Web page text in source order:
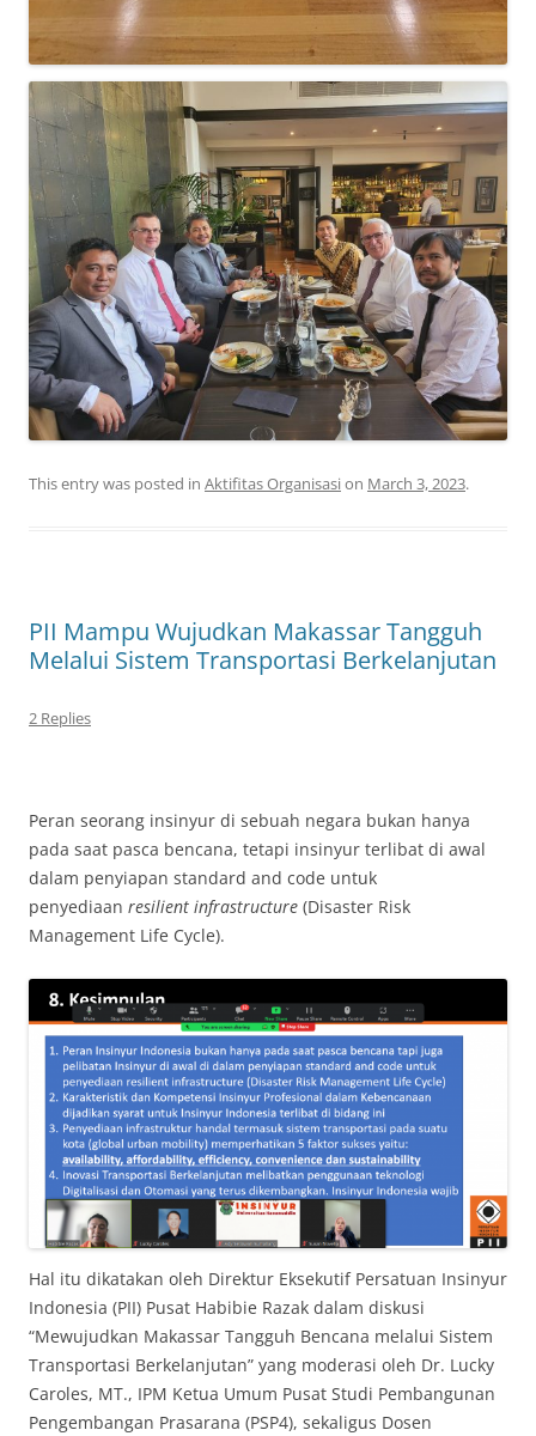
This entry was posted in Aktifitas Organisasion March 3, 2023.
PII Mampu Wujudkan Makassar Tangguh
Melalui Sistem Transportasi Berkelanjutan
2 Replies
Peran seorang insinyur di sebuah negara bukan hanya
pada saat pasca bencana, tetapi insinyur terlibat di awal
dalam penyiapan standard and code untuk
penyediaan resilient infrastructure (Disaster Risk
Management Life Cycle).
Hal itu dikatakan oleh Direktur Eksekutif Persatuan Insinyur
Indonesia (PII) Pusat Habibie Razak dalam diskusi
“Mewujudkan Makassar Tangguh Bencana melalui Sistem
Transportasi Berkelanjutan” yang moderasi oleh Dr. Lucky
Caroles, MT., IPM Ketua Umum Pusat Studi Pembangunan
Pengembangan Prasarana (PSP4), sekaligus Dosen